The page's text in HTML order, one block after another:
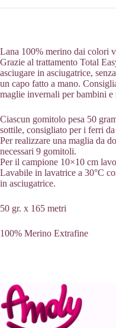
Lana 100% merino dai colori
Grazie al trattamento Total
asciugare in asciugatrice,
un capo fatto a mano.
maglie invernali per bambini e
Ciascun gomitolo pesa 50
sottile, consigliato per i ferri
Per realizzare una maglia da
necessari 9 gomitoli.
Per il campione 10×10 cm
Lavabile in lavatrice a 30°C
in asciugatrice.
50 gr. x 165 metri
100% Merino Extrafine